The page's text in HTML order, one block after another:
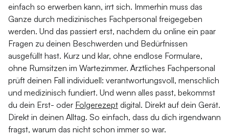
einfach so erwerben kann, irrt sich. Immerhin muss das
Ganze durch medizinisches Fachpersonal freigegeben
werden. Und das passiert erst, nachdem du online ein paar
Fragen zu deinen Beschwerden und Bedürfnissen
ausgefüllt hast. Kurz und klar, ohne endlose Formulare,
ohne Rumsitzen im Wartezimmer. Ärztliches Fachpersonal
prüft deinen Fall individuell: verantwortungsvoll, menschlich
und medizinisch fundiert. Und wenn alles passt, bekommst
du dein Erst- oder Folgerezept digital. Direkt auf dein Gerät.
Direkt in deinen Alltag. So einfach, dass du dich irgendwann
fragst, warum das nicht schon immer so war.